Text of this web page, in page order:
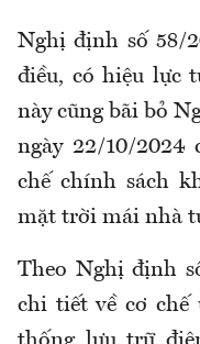
Nghị định số 58/
điều, có hiệu lực
này cũng bãi bỏ
ngày 22/10/2024
chế chính sách
mặt trời mái nhà
Theo Nghị định
chi tiết về cơ